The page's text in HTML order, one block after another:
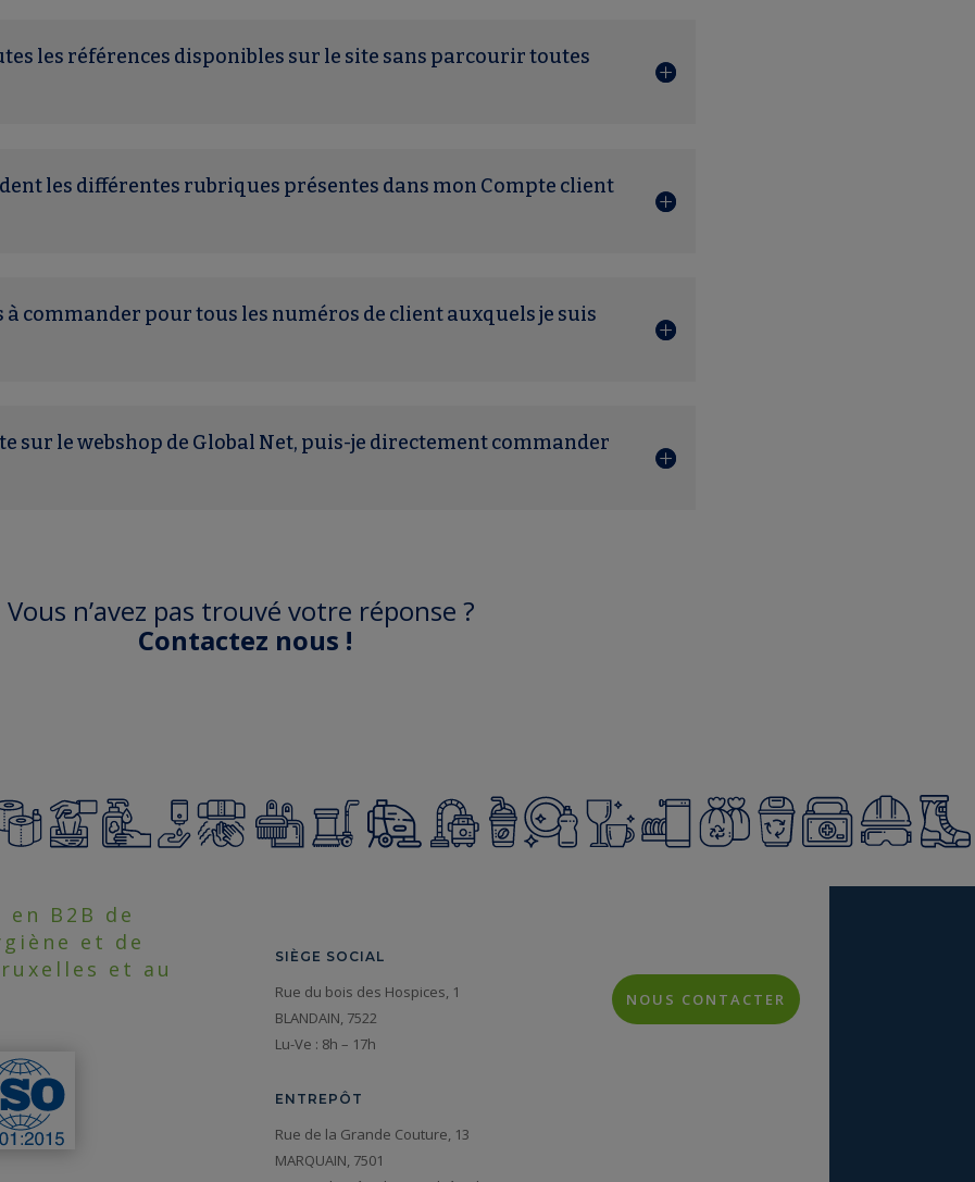
les références disponibles sur le site sans parcourir toutes
les différentes rubriques présentes dans mon Compte client
à commander pour tous les numéros de client auxquels je suis
sur le webshop de Global Net, puis-je directement commander
Vous n’avez pas trouvé votre réponse ?
Contactez nous !
B2B de
et de
et au
SIÈGE SOCIAL
Rue du bois des Hospices, 1
BLANDAIN, 7522
Lu-Ve : 8h – 17h
ENTREPÔT
Rue de la Grande Couture, 13
MARQUAIN, 7501
NOUS CONTACTER